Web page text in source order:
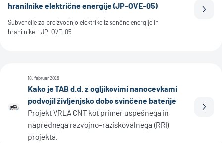
hranilnike električne energije (JP-OVE-05)
Subvencije za proizvodnjo elektrike iz sončne energije in
hranilnike - JP-OVE-05
18. februar 2026
Kako je TAB d.d. z ogljikovimi nanocevkami
podvojil življenjsko dobo svinčene baterije
Projekt VRLA CNT kot primer uspešnega in
naprednega razvojno-raziskovalnega (RRI)
projekta.